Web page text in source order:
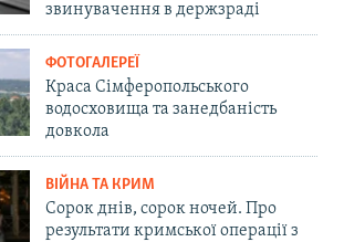
звинувачення в держзраді
ФОТОГАЛЕРЕЇ
Краса Сімферопольського
водосховища та занедбаність
довкола
ВІЙНА ТА КРИМ
Сорок днів, сорок ночей. Про
результати кримської операції з